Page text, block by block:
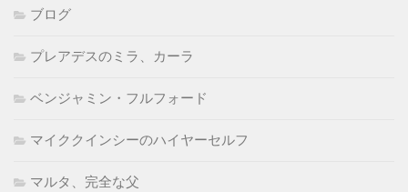
ブログ
プレアデスのミラ、カーラ
ベンジャミン・フルフォード
マイククインシーのハイヤーセルフ
マルタ、完全な父